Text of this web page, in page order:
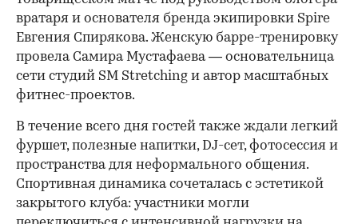
вратаря и основателя бренда экипировки Spire
Евгения Спирякова. Женскую барре-тренировку
провела Самира Мустафаева — основательница
сети студий SM Stretching и автор масштабных
фитнес-проектов.
В течение всего дня гостей также ждали легкий
фуршет, полезные напитки, DJ-сет, фотосессия и
пространства для неформального общения.
Спортивная динамика сочеталась с эстетикой
закрытого клуба: участники могли